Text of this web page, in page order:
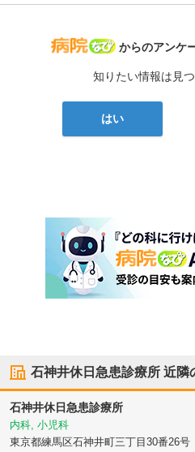
病院なび
からのアンケ
知りたい情報は見
はい
石神井休日急患診療所 近隣
石神井休日急患診療所
内科, 小児科
東京都練馬区石神井町三丁目30番26号